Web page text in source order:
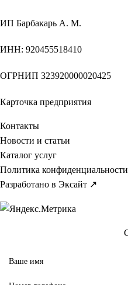
ИП Барбакарь А. М.
ИНН: 920455518410
ОГРНИП 323920000020425
Карточка предприятия
Контакты
Новости и статьи
Каталог услуг
Политика конфиденциальности
Разработано в Эксайт ↗